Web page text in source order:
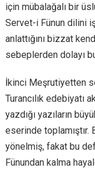
için mübalağalı bir
Servet-i Fünun dilini
anlattığını bizzat
sebeplerden dolayı
İkinci Meşrutiyetten
Turancılık edebiyatı
yazdığı yazıların
eserinde toplamıştır.
yönelmiş, fakat bu
Fünundan kalma